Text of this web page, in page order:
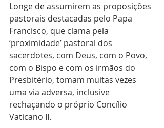
Longe de assumirem as proposições
pastorais destacadas pelo Papa
Francisco, que clama pela
‘proximidade’ pastoral dos
sacerdotes, com Deus, com o Povo,
com o Bispo e com os irmãos do
Presbitério, tomam muitas vezes
uma via adversa, inclusive
rechaçando o próprio Concílio
Vaticano II.